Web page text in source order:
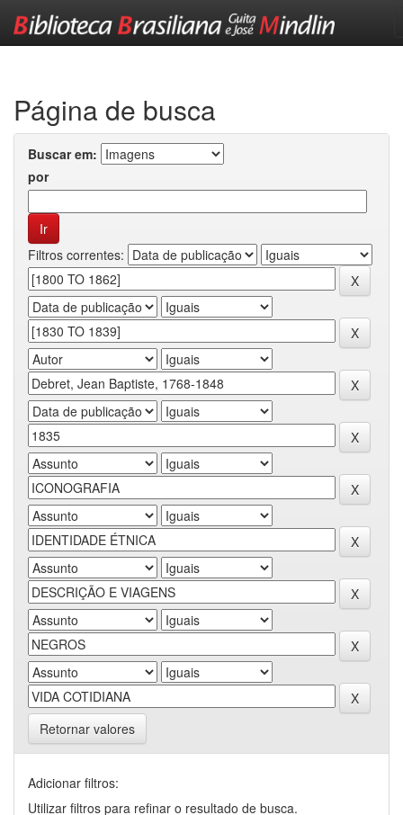
Página de busca
Buscar em:
por
Filtros correntes:
Retornar valores
Adicionar filtros:
Utilizar filtros para refinar o resultado de busca.